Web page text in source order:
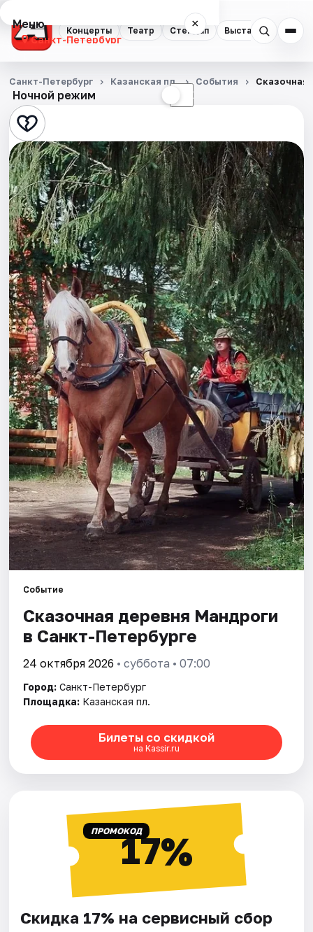
Концерты Театр Стендап Выставки
Меню ×
Санкт-Петербург
Концерты
Театр
Стендап
Выставки
Квесты
Экскурсии
Спорт
События
Города
Площадки
Артисты
Рейтинги
Ночной режим ☾
Санкт-Петербург Казанская пл. События Сказочная
Событие
Сказочная деревня Мандроги
в Санкт-Петербурге
24 октября 2026 • суббота • 07:00
Город: Санкт-Петербург
Площадка: Казанская пл.
Билеты со скидкой
на Kassir.ru
ПРОМОКОД17%
Скидка 17% на сервисный сбор